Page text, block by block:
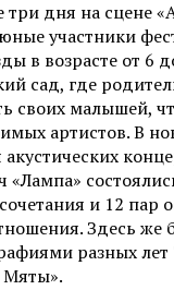
дня на сцене
участники
в возрасте от 6
сад, где
своих малышей,
артистов. В
«Лампа»
и 12 пар
Здесь же
разных
Мяты».